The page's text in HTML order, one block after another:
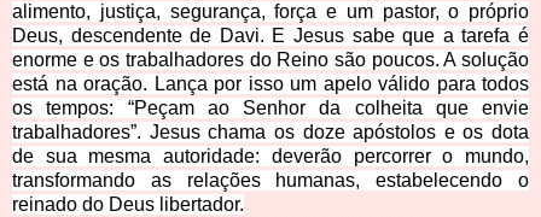
alimento, justiça, segurança, força e um pastor, o próprio
Deus, descendente de Davi. E Jesus sabe que a tarefa é
enorme e os trabalhadores do Reino são poucos. A solução
está na oração. Lança por isso um apelo válido para todos
os tempos: “Peçam ao Senhor da colheita que envie
trabalhadores”. Jesus chama os doze apóstolos e os dota
de sua mesma autoridade: deverão percorrer o mundo,
transformando as relações humanas, estabelecendo o
reinado do Deus libertador.